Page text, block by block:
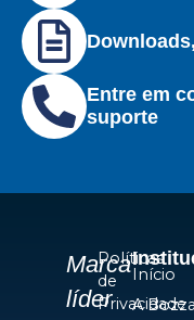
Entre em
suporte
Marca
líder
Políticas
de
Privacidade
Início
A Bozza